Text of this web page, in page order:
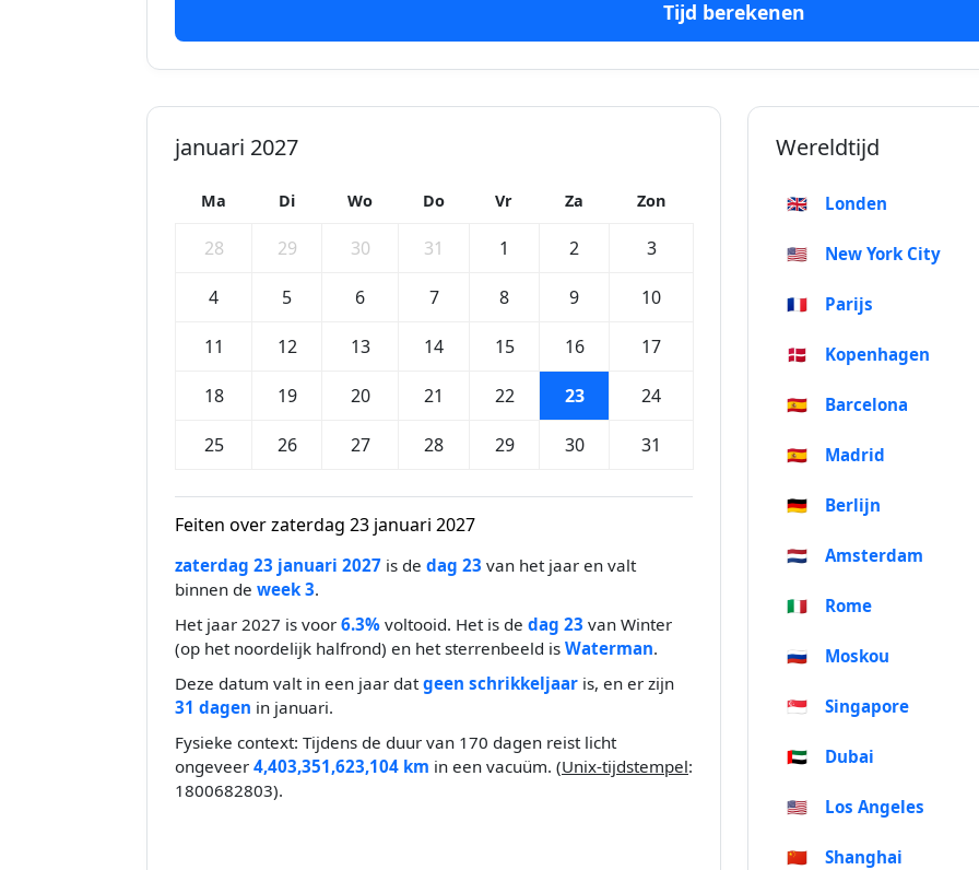
Tijd berekenen
januari 2027
Ma Di Wo Do Vr Za Zon
28 29 30 31 1 2 3
4 5 6 7 8 9 10
11 12 13 14 15 16 17
18 19 20 21 22 23 24
25 26 27 28 29 30 31
Feiten over zaterdag 23 januari 2027
zaterdag 23 januari 2027 is de dag 23 van het jaar en valt
binnen de week 3.
Het jaar 2027 is voor 6.3% voltooid. Het is de dag 23 van Winter
(op het noordelijk halfrond) en het sterrenbeeld is Waterman.
Deze datum valt in een jaar datgeen schrikkeljaar is, en er zijn
31 dagen in januari.
Fysieke context: Tijdens de duur van 170 dagen reist licht
ongeveer 4,403,351,623,104 km in een vacuüm. (Unix-tijdstempel:
1800682803).
Wereldtijd
🇬🇧 Londen
🇺🇸 New York City
🇫🇷 Parijs
🇩🇰 Kopenhagen
🇪🇸 Barcelona
🇪🇸 Madrid
🇩🇪 Berlijn
🇳🇱 Amsterdam
🇮🇹 Rome
🇷🇺 Moskou
🇸🇬 Singapore
🇦🇪 Dubai
🇺🇸 Los Angeles
🇨🇳 Shanghai